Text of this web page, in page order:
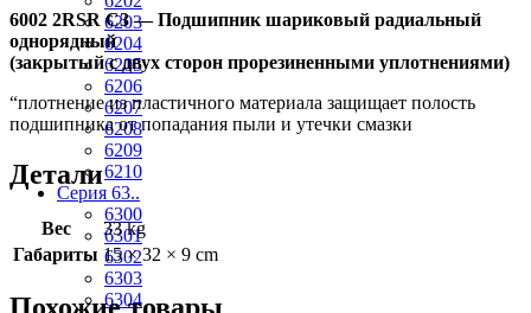
6203
6204
6205
6206
6207
6208
6209
6210
Серия 63..
6300
6301
6302
6303
6304
6002 2RSR C3 — Подшипник шариковый радиальный
однорядный
(закрытый с двух сторон прорезиненными уплотнениями)
“плотнение из пластичного материала защищает полость
подшипника от попадания пыли и утечки смазки
Детали
Вес
33 kg
Габариты 15 × 32 × 9 cm